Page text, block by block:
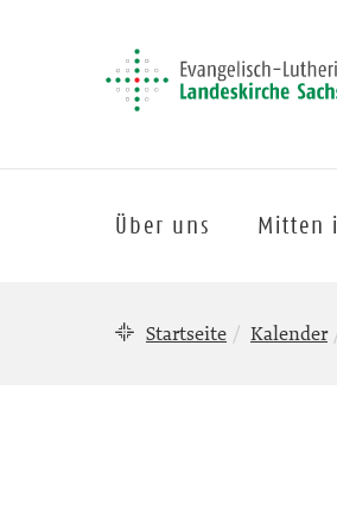
Über uns Mitten
Startseite Kalender